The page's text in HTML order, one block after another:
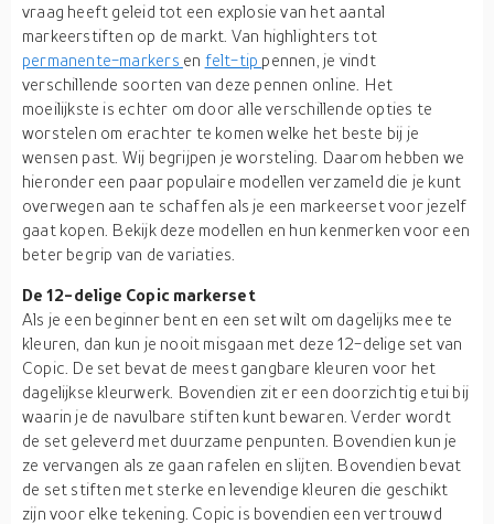
vraag heeft geleid tot een explosie van het aantal
markeerstiften op de markt. Van highlighters tot
permanente-markers en felt-tip pennen, je vindt
verschillende soorten van deze pennen online. Het
moeilijkste is echter om door alle verschillende opties te
worstelen om erachter te komen welke het beste bij je
wensen past. Wij begrijpen je worsteling. Daarom hebben we
hieronder een paar populaire modellen verzameld die je kunt
overwegen aan te schaffen als je een markeerset voor jezelf
gaat kopen. Bekijk deze modellen en hun kenmerken voor een
beter begrip van de variaties.
De 12-delige Copic markerset
Als je een beginner bent en een set wilt om dagelijks mee te
kleuren, dan kun je nooit misgaan met deze 12-delige set van
Copic. De set bevat de meest gangbare kleuren voor het
dagelijkse kleurwerk. Bovendien zit er een doorzichtig etui bij
waarin je de navulbare stiften kunt bewaren. Verder wordt
de set geleverd met duurzame penpunten. Bovendien kun je
ze vervangen als ze gaan rafelen en slijten. Bovendien bevat
de set stiften met sterke en levendige kleuren die geschikt
zijn voor elke tekening. Copic is bovendien een vertrouwd